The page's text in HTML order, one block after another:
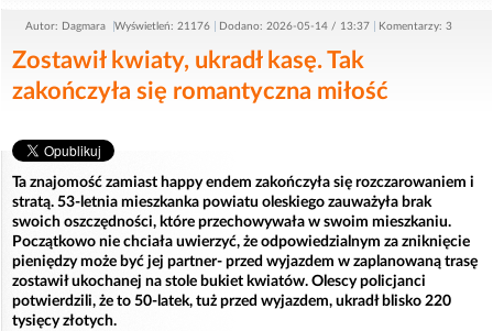
Autor: Dagmara Wyświetleń: 21176 Dodano: 2026-05-14 / 13:37 Komentarzy: 3
Zostawił kwiaty, ukradł kasę. Tak
zakończyła się romantyczna miłość
Ta znajomość zamiast happy endem zakończyła się rozczarowaniem i
stratą. 53-letnia mieszkanka powiatu oleskiego zauważyła brak
swoich oszczędności, które przechowywała w swoim mieszkaniu.
Początkowo nie chciała uwierzyć, że odpowiedzialnym za zniknięcie
pieniędzy może być jej partner- przed wyjazdem w zaplanowaną trasę
zostawił ukochanej na stole bukiet kwiatów. Olescy policjanci
potwierdzili, że to 50-latek, tuż przed wyjazdem, ukradł blisko 220
tysięcy złotych.